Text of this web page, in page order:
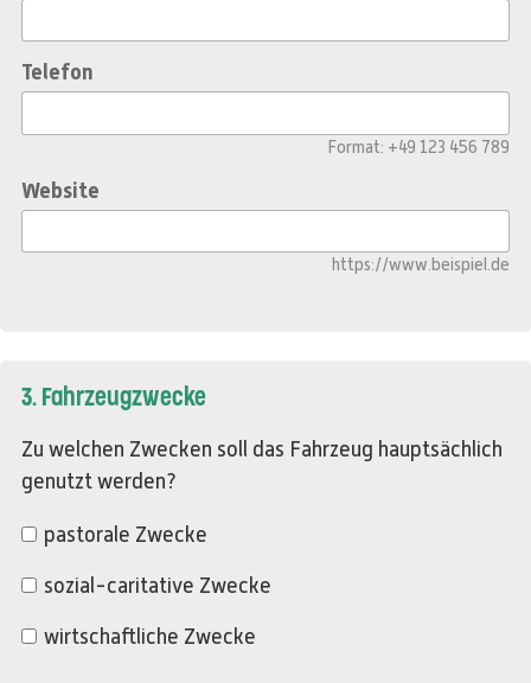
Telefon
Format: +49 123 456 789
Website
https://www.beispiel.de
3. Fahrzeugzwecke
Zu welchen Zwecken soll das Fahrzeug hauptsächlich
genutzt werden?
pastorale Zwecke
sozial-caritative Zwecke
wirtschaftliche Zwecke